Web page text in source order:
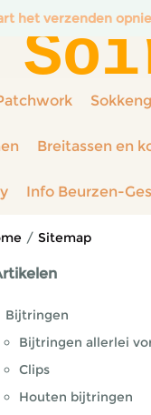
het verzenden
Breitassen en
Info Beurzen-
/ Sitemap
Bijtringen
Bijtringen allerlei
Clips
Houten bijtringen